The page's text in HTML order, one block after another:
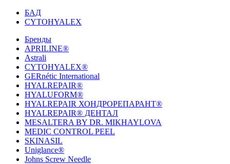
БАД
CYTOHYALEX
Бренды
APRILINE®
Astrali
CYTOHYALEX®
GERnétic International
HYALREPAIR®
HYALUFORM®
HYALREPAIR ХОНДРОРЕПАРАНТ®
HYALREPAIR® ДЕНТАЛ
MESALTERA BY DR. MIKHAYLOVA
MEDIC CONTROL PEEL
SKINASIL
Uniglance®
Johns Screw Needle